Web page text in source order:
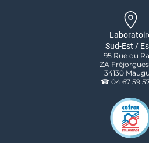
Sud-Est /
95 Rue du
ZA
34130
☎ 04 67 59